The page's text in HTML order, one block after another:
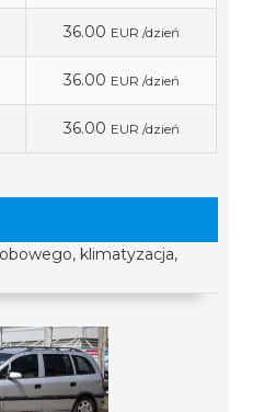
36.00 EUR /dzień
36.00 EUR /dzień
36.00 EUR /dzień
klimatyzacja,